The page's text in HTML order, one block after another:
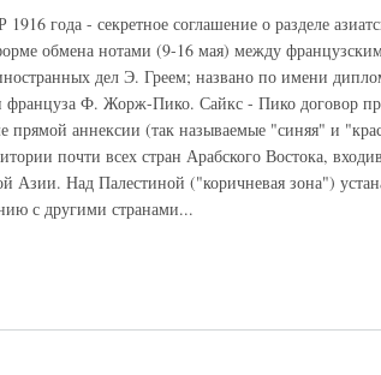
года - секретное соглашение о разделе
обмена нотами (9-16 мая) между
дел Э. Греем; названо по имени
Ф. Жорж-Пико. Сайкс - Пико договор
прямой аннексии (так называемые "синяя" и
почти всех стран Арабского Востока,
Азии. Над Палестиной ("коричневая зона")
с другими странами...